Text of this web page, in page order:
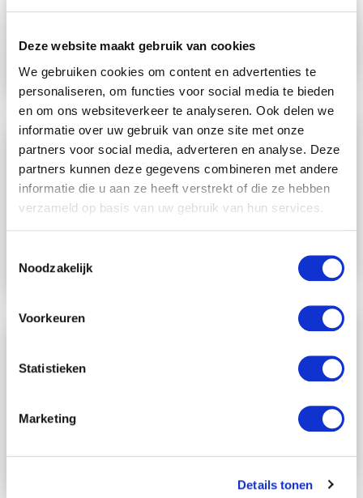
Deze website maakt gebruik van cookies
We gebruiken cookies om content en advertenties te
personaliseren, om functies voor social media te bieden
en om ons websiteverkeer te analyseren. Ook delen we
informatie over uw gebruik van onze site met onze
partners voor social media, adverteren en analyse. Deze
partners kunnen deze gegevens combineren met andere
informatie die u aan ze heeft verstrekt of die ze hebben
verzameld op basis van uw gebruik van hun services.
Noodzakelijk
Voorkeuren
Statistieken
Marketing
Details tonen
IP telefoons
& headsets
Voorgeconfigureerde IP-telefoons
Bedraad en ook draadloos
integratie
Mobiel onderdeel van je Voip centrale